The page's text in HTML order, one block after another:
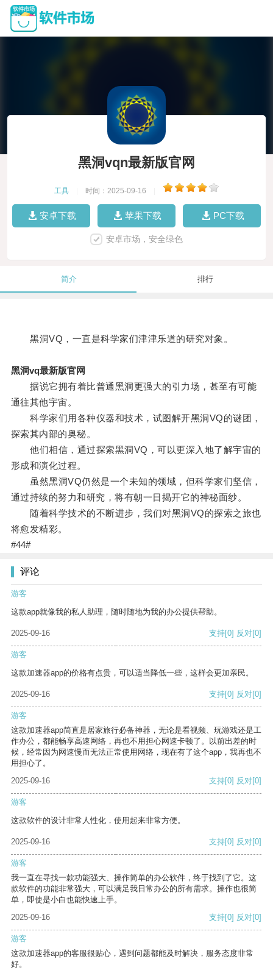
黑洞vqn最新版官网
工具 时间：2025-09-16
安卓下载 苹果下载 PC下载
安卓市场，安全绿色
简介 排行
黑洞VQ，一直是科学家们津津乐道的研究对象。
黑洞vq最新版官网
据说它拥有着比普通黑洞更强大的引力场，甚至有可能
通往其他宇宙。
科学家们用各种仪器和技术，试图解开黑洞VQ的谜团，
探索其内部的奥秘。
他们相信，通过探索黑洞VQ，可以更深入地了解宇宙的
形成和演化过程。
虽然黑洞VQ仍然是一个未知的领域，但科学家们坚信，
通过持续的努力和研究，将有朝一日揭开它的神秘面纱。
随着科学技术的不断进步，我们对黑洞VQ的探索之旅也
将愈发精彩。
#44#
评论
游客
这款app就像我的私人助理，随时随地为我的办公提供帮助。
2025-09-16 支持[0] 反对[0]
游客
这款加速器app的价格有点贵，可以适当降低一些，这样会更加亲民。
2025-09-16 支持[0] 反对[0]
游客
这款加速器app简直是居家旅行必备神器，无论是看视频、玩游戏还是工
作办公，都能畅享高速网络，再也不用担心网速卡顿了。以前出差的时
候，经常因为网速慢而无法正常使用网络，现在有了这个app，我再也不
用担心了。
2025-09-16
支持[0] 反对[0]
游客
这款软件的设计非常人性化，使用起来非常方便。
2025-09-16 支持[0] 反对[0]
游客
我一直在寻找一款功能强大、操作简单的办公软件，终于找到了它。这
款软件的功能非常强大，可以满足我日常办公的所有需求。操作也很简
单，即使是小白也能快速上手。
2025-09-16
支持[0] 反对[0]
游客
这款加速器app的客服很贴心，遇到问题都能及时解决，服务态度非常
好。